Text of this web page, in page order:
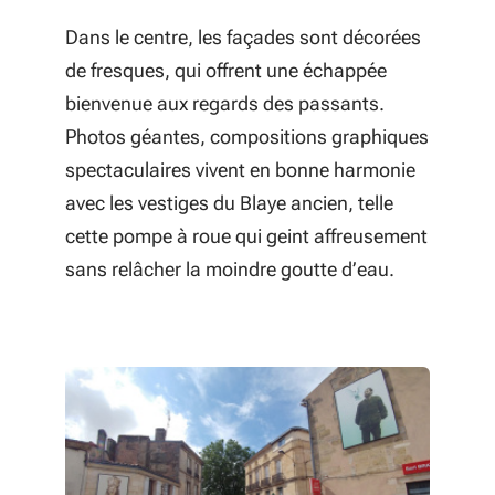
Dans le centre, les façades sont décorées
de fresques, qui offrent une échappée
bienvenue aux regards des passants.
Photos géantes, compositions graphiques
spectaculaires vivent en bonne harmonie
avec les vestiges du Blaye ancien, telle
cette pompe à roue qui geint affreusement
sans relâcher la moindre goutte d’eau.